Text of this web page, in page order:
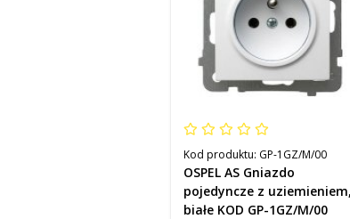
Kod produktu: GP-1GZ/M/00
OSPEL AS Gniazdo
pojedyncze z uziemieniem,
białe KOD GP-1GZ/M/00